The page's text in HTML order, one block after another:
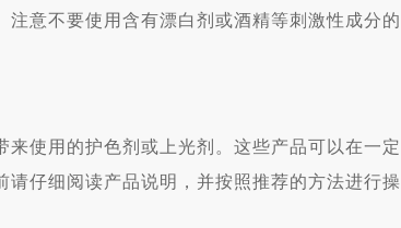
意不要使用含有漂白剂或酒精等刺激性成分的
使用的护色剂或上光剂。这些产品可以在一定
仔细阅读产品说明，并按照推荐的方法进行操